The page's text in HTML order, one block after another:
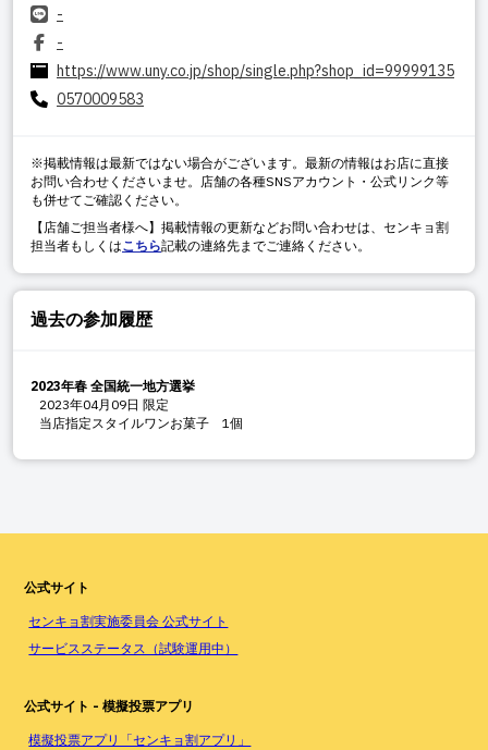
-
-
https://www.uny.co.jp/shop/single.php?shop_id=99999135
0570009583
※掲載情報は最新ではない場合がございます。最新の情報はお店に直接
お問い合わせくださいませ。店舗の各種SNSアカウント・公式リンク等
も併せてご確認ください。
【店舗ご担当者様へ】掲載情報の更新などお問い合わせは、センキョ割
担当者もしくはこちら記載の連絡先までご連絡ください。
過去の参加履歴
2023年春 全国統一地方選挙
2023年04月09日 限定
当店指定スタイルワンお菓子 1個
公式サイト
センキョ割実施委員会 公式サイト
サービスステータス（試験運用中）
公式サイト - 模擬投票アプリ
模擬投票アプリ「センキョ割アプリ」